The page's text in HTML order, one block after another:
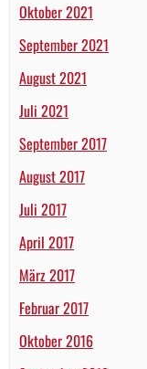
Oktober 2021
September 2021
August 2021
Juli 2021
September 2017
August 2017
Juli 2017
April 2017
März 2017
Februar 2017
Oktober 2016